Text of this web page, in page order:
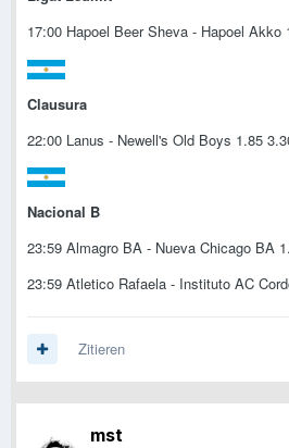
17:00 Hapoel Beer Sheva - Hapoel Akko
Clausura
22:00 Lanus - Newell's Old Boys 1.85
Nacional B
23:59 Almagro BA - Nueva Chicago BA
23:59 Atletico Rafaela - Instituto AC
Zitieren
mst